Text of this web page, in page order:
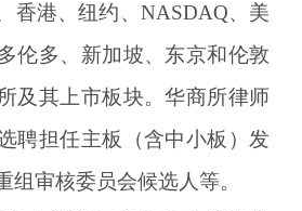
香港、纽约、NASDAQ、美
伦多、新加坡、东京和伦敦
及其上市板块。华商所律师
聘担任主板（含中小板）发
组审核委员会候选人等。